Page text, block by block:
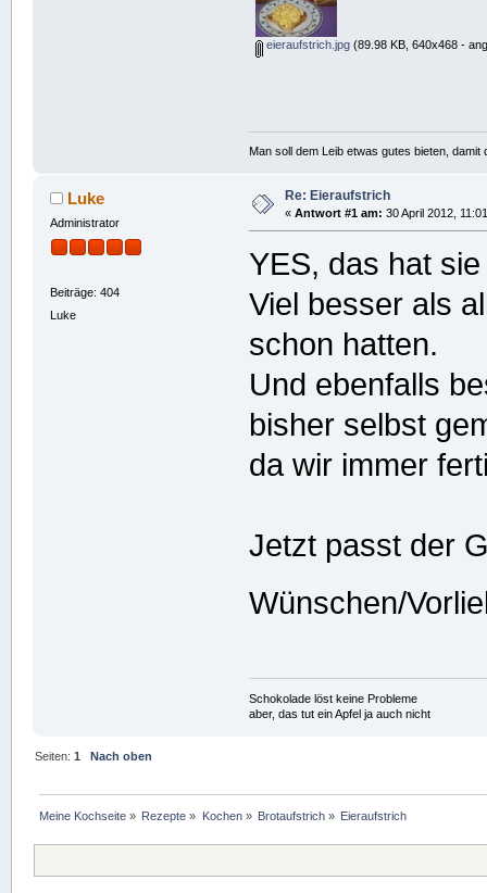
eieraufstrich.jpg(89.98 KB, 640x468 -
Man soll dem Leib etwas gutes bieten,
Luke
Administrator
Beiträge: 404
Luke
Re: Eieraufstrich
« Antwort #1 am: 30 April 2012,
YES, das hat
Viel besser als
schon hatten.
Und ebenfalls
bisher selbst
da wir immer
Jetzt passt der
Wünschen/
Schokolade löst keine Probleme
aber, das tut ein Apfel ja auch nicht
Seiten:1 Nach oben
Meine Kochseite » Rezepte » Kochen» Brotaufstrich » Eieraufstrich